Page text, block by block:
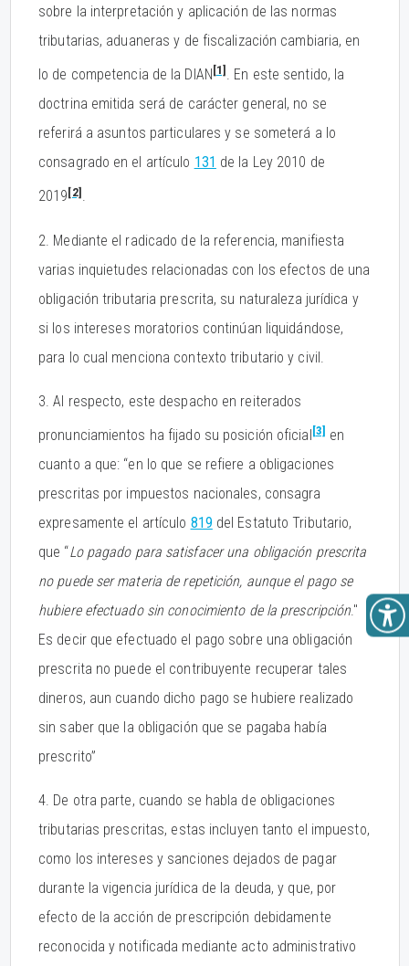
sobre la interpretación y aplicación de las normas
tributarias, aduaneras y de fiscalización cambiaria, en
lo de competencia de la DIAN [1] . En este sentido, la
doctrina emitida será de carácter general, no se
referirá a asuntos particulares y se someterá a lo
consagrado en el artículo 131 de la Ley 2010 de
2019[2].
2. Mediante el radicado de la referencia, manifiesta
varias inquietudes relacionadas con los efectos de una
obligación tributaria prescrita, su naturaleza jurídica y
si los intereses moratorios continúan liquidándose,
para lo cual menciona contexto tributario y civil.
3. Al respecto, este despacho en reiterados
pronunciamientos ha fijado su posición oficial[3] en
cuanto a que: “en lo que se refiere a obligaciones
prescritas por impuestos nacionales, consagra
expresamente el artículo 819 del Estatuto Tributario,
que “Lo pagado para satisfacer una obligación prescrita
no puede ser materia de repetición, aunque el pago se
hubiere efectuado sin conocimiento de la prescripción."
Es decir que efectuado el pago sobre una obligación
prescrita no puede el contribuyente recuperar tales
dineros, aun cuando dicho pago se hubiere realizado
sin saber que la obligación que se pagaba había
prescrito”
4. De otra parte, cuando se habla de obligaciones
tributarias prescritas, estas incluyen tanto el impuesto,
como los intereses y sanciones dejados de pagar
durante la vigencia jurídica de la deuda, y que, por
efecto de la acción de prescripción debidamente
reconocida y notificada mediante acto administrativo